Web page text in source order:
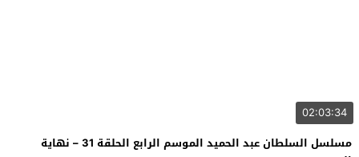
02:03:34
مسلسل السلطان عبد الحميد الموسم الرابع الحلقة 31 – نهاية